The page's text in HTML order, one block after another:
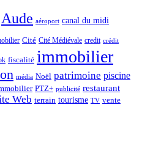
Aude aéroport canal du midi
Cité Cité Médiévale credit crédit
fiscalité immobilier
média Noël patrimoine piscine
PTZ+ publicité restaurant
Web terrain tourisme TV vente